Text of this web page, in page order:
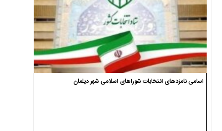
اسامی نامزدهای انتخابات شوراهای اسلامی شهر دیلمان